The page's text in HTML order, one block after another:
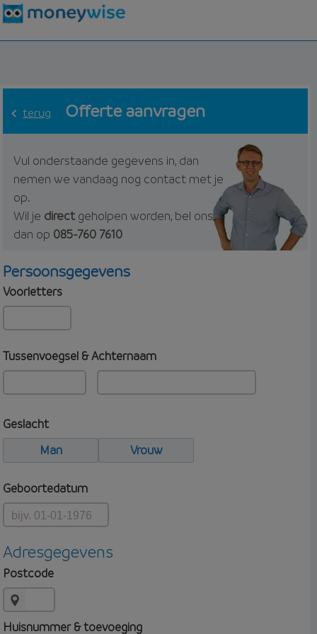
terug Offerte aanvragen
Vul onderstaande gegevens in, dan
nemen we vandaag nog contact met je
op.
Wil je directgeholpen worden, bel ons
dan op 085-760 7610
Persoonsgegevens
Voorletters
Tussenvoegsel & Achternaam
Geslacht
Man
Vrouw
Geboortedatum
Adresgegevens
Postcode
Huisnummer & toevoeging